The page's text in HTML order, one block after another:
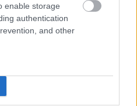
enable storage
authentication
and other